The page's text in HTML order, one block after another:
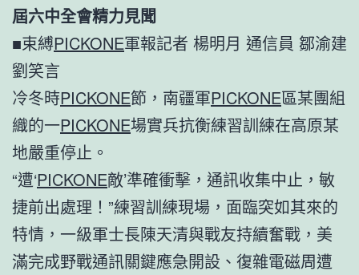
屆六中全會精力見聞
■束縛PICKONE軍報記者 楊明月 通信員 鄒渝建
劉笑言
冷冬時PICKONE節，南疆軍PICKONE區某團組
織的一PICKONE場實兵抗衡練習訓練在高原某
地嚴重停止。
“遭‘PICKONE敵’準確衝擊，通訊收集中止，敏
捷前出處理！”練習訓練現場，面臨突如其來的
特情，一級軍士長陳天清與戰友持續奮戰，美
滿完成野戰通訊關鍵應急開設、復雜電磁周遭